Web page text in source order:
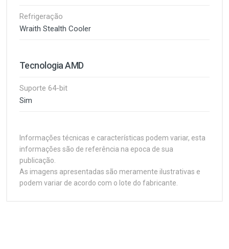
Refrigeração
Wraith Stealth Cooler
Tecnologia AMD
Suporte 64-bit
Sim
Informações técnicas e características podem variar, esta
informações são de referência na epoca de sua
publicação.
As imagens apresentadas são meramente ilustrativas e
podem variar de acordo com o lote do fabricante.